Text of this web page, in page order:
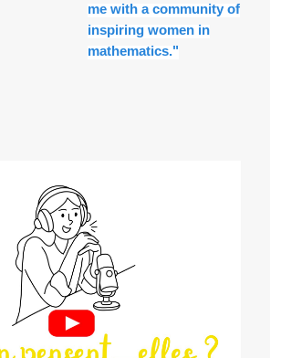
me with a community of
inspiring women in
mathematics."